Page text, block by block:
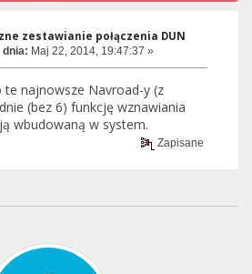
zestawianie połączenia DUN
dnia: Maj 22, 2014, 19:47:37 »
te najnowsze Navroad-y (z
(bez 6) funkcję wznawiania
wbudowaną w system.
Zapisane